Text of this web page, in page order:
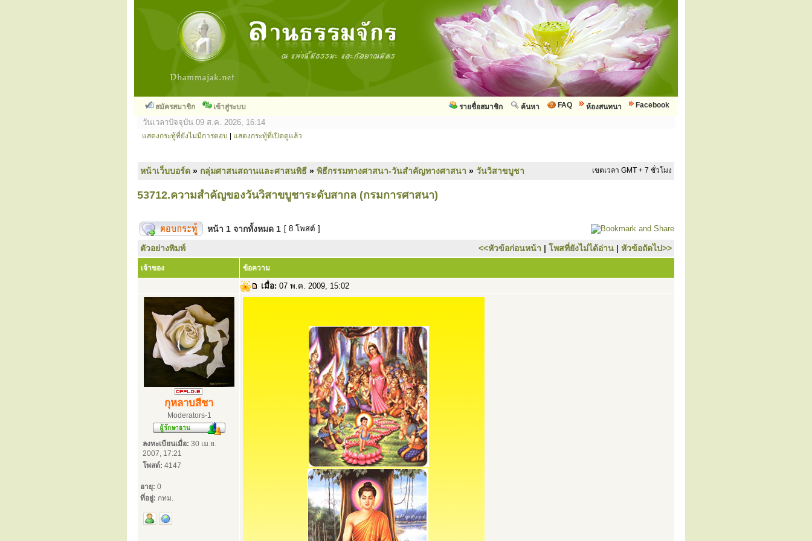
สมัครสมาชิก เข้าสู่ระบบ Facebook
ห้องสนทนา
FAQ
ค้นหา
รายชื่อสมาชิก
วันเวลาปัจจุบัน 09 ส.ค. 2026, 16:14
แสดงกระทู้ที่ยังไม่มีการตอบ แสดงกระทู้ที่เปิดดูแล้ว
หน้าเว็บบอร์ด » กลุ่มศาสนสถานและศาสนพิธี » พิธีกรรมทางศาสนา-วันสำคัญทางศาสนา » วันวิสาขบูชา เขตเวลา GMT + 7 ชั่วโมง
53712.ความสำคัญของวันวิสาขบูชาระดับสากล (กรมการศาสนา)
หน้า 1 จากทั้งหมด 1 [ 8 โพสต์ ]
ตัวอย่างพิมพ์ <<หัวข้อก่อนหน้า | โพสที่ยังไม่ได้อ่าน | หัวข้อถัดไป>>
เจ้าของ ข้อความ
เมื่อ: 07 พ.ค. 2009, 15:02
กุหลาบสีชา
Moderators-1
ลงทะเบียนเมื่อ: 30 เม.ย.
2007, 17:21
โพสต์: 4147
อายุ: 0
ที่อยู่: กทม.